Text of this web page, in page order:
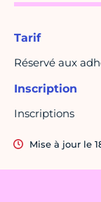
Tarif
Réservé aux
Inscription
Inscriptions
Mise à jour le